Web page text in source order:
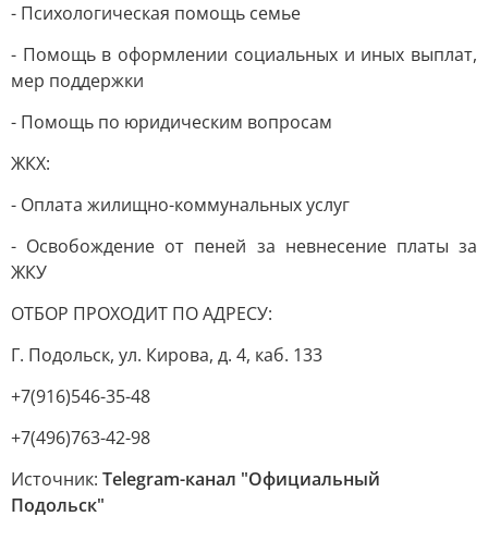
- Психологическая помощь семье
- Помощь в оформлении социальных и иных выплат,
мер поддержки
- Помощь по юридическим вопросам
ЖКХ:
- Оплата жилищно-коммунальных услуг
- Освобождение от пеней за невнесение платы за
ЖКУ
ОТБОР ПРОХОДИТ ПО АДРЕСУ:
Г. Подольск, ул. Кирова, д. 4, каб. 133
+7(916)546-35-48
+7(496)763-42-98
Источник: Telegram-канал "Официальный
Подольск"